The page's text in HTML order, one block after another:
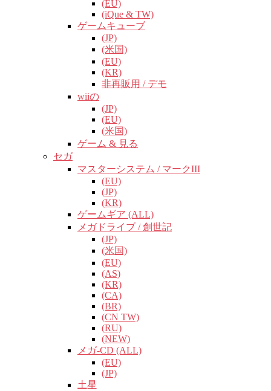
(EU)
(iQue & TW)
ゲームキューブ
(JP)
(米国)
(EU)
(KR)
非再販用 / デモ
wiiの
(JP)
(EU)
(米国)
ゲーム & 見る
セガ
マスターシステム / マークIII
(EU)
(JP)
(KR)
ゲームギア (ALL)
メガドライブ / 創世記
(JP)
(米国)
(EU)
(AS)
(KR)
(CA)
(BR)
(CN TW)
(RU)
(NEW)
メガ-CD (ALL)
(EU)
(JP)
土星